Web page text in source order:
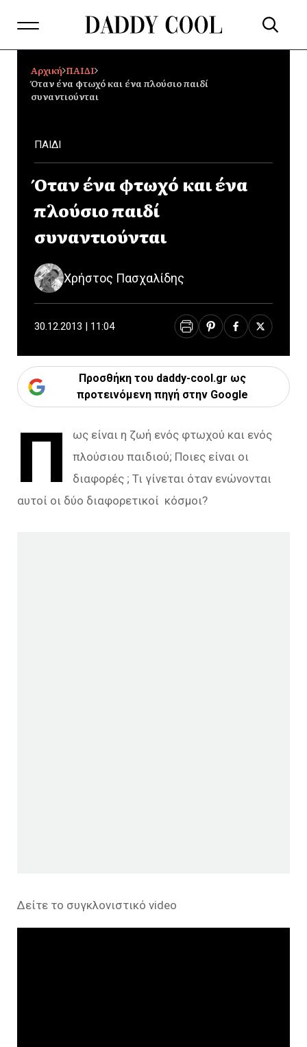
Αρχική ΠΑΙΔΙ
Όταν ένα φτωχό και ένα πλούσιο παιδί
συναντιούνται
ΠΑΙΔΙ
Όταν ένα φτωχό και ένα
πλούσιο παιδί
συναντιούνται
Χρήστος Πασχαλίδης
30.12.2013 | 11:04
Προσθήκη του daddy-cool.gr ως
προτεινόμενη πηγή στην Google
Π
ως είναι η ζωή ενός φτωχού και ενός
πλούσιου παιδιού; Ποιες είναι οι
διαφορές ; Τι γίνεται όταν ενώνονται
αυτοί οι δύο διαφορετικοί κόσμοι?
Δείτε το συγκλονιστικό video